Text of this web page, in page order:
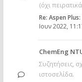
(όχι
Re: Aspen
Ιουν 2022,
ChemEng
Συζητήσεις,
ιστοσελίδα.